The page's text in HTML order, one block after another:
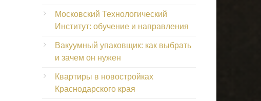
Московский Технологический
Институт: обучение и направления
Вакуумный упаковщик: как выбрать
и зачем он нужен
Квартиры в новостройках
Краснодарского края